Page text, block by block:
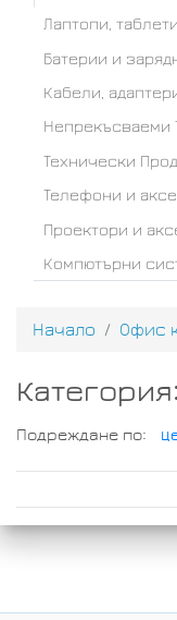
Лаптопи,
Батерии и
Кабели,
Непрекъсваеми
Технически
Телефони и
Проектори и
Компютърни
Начало Офис
Категория:
Подреждане по: